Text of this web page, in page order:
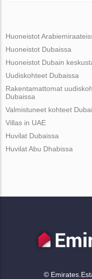
Huoneistot
Huoneistot Dubaissa
Huoneistot Dubain
Uudiskohteet Dubaissa
Rakentamattomat
Dubaissa
Valmistuneet kohteet
Villas in UAE
Huvilat Dubaissa
Huvilat Abu Dhabissa
©